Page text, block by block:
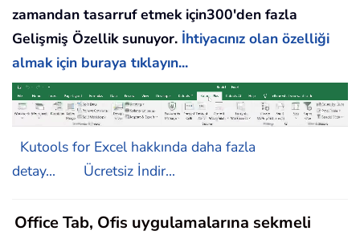
zamandan tasarruf etmek için300'den fazla
Gelişmiş Özellik sunuyor. İhtiyacınız olan özelliği
almak için buraya tıklayın...
Kutools for Excel hakkında daha fazla
detay...
Ücretsiz İndir...
Office Tab, Ofis uygulamalarına sekmeli